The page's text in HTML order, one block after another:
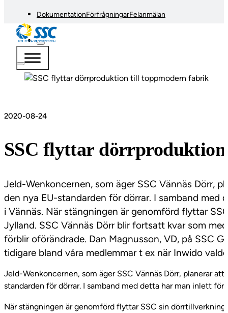
DokumentationFörfrågningarFelanmälan
2020-08-24
SSC flyttar
Jeld-Wenkoncernen, som äger SSC Vännäs Dörr,
den nya EU-standarden för dörrar. I samband
i Vännäs. När stängningen är genomförd flyttar
Jylland. SSC Vännäs Dörr blir fortsatt kvar som
förblir oförändrade. Dan Magnusson, VD, på SSC
tidigare bland våra medlemmar t ex när Inwido
Jeld-Wenkoncernen, som äger SSC Vännäs Dörr, planerar
standarden för dörrar. I samband med detta har man inlett
När stängningen är genomförd flyttar SSC sin